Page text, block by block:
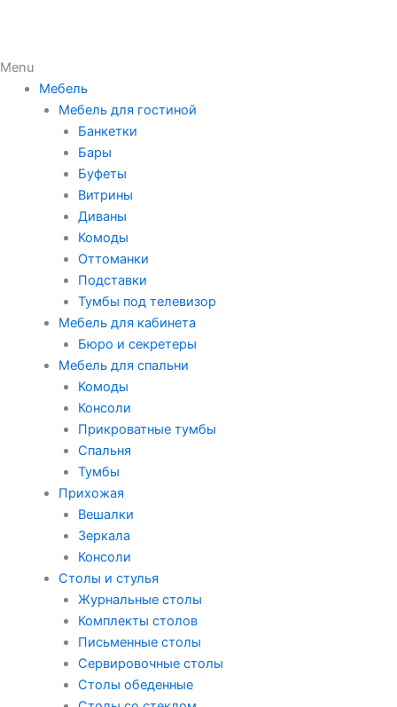
Menu
Мебель
Мебель для гостиной
Банкетки
Бары
Буфеты
Витрины
Диваны
Комоды
Оттоманки
Подставки
Тумбы под телевизор
Мебель для кабинета
Бюро и секретеры
Мебель для спальни
Комоды
Консоли
Прикроватные тумбы
Спальня
Тумбы
Прихожая
Вешалки
Зеркала
Консоли
Столы и стулья
Журнальные столы
Комплекты столов
Письменные столы
Сервировочные столы
Столы обеденные